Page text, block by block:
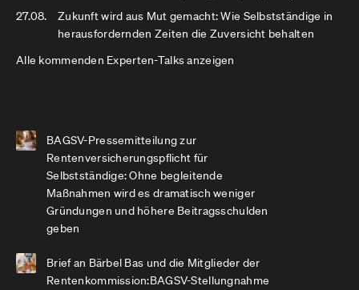
27.08.
Zukunft wird aus Mut gemacht: Wie Selbstständige in
herausfordernden Zeiten die Zuversicht behalten
Alle kommenden Experten-Talks anzeigen
BAGSV-Pressemitteilung zur
Rentenversicherungspflicht für
Selbstständige: Ohne begleitende
Maßnahmen wird es dramatisch weniger
Gründungen und höhere Beitragsschulden
geben
Brief an Bärbel Bas und die Mitglieder der
Rentenkommission:BAGSV-Stellungnahme